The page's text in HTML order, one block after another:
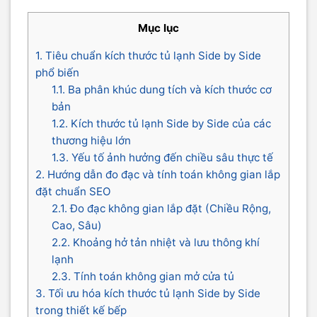
Mục lục
1. Tiêu chuẩn kích thước tủ lạnh Side by Side
phổ biến
1.1. Ba phân khúc dung tích và kích thước cơ
bản
1.2. Kích thước tủ lạnh Side by Side của các
thương hiệu lớn
1.3. Yếu tố ảnh hưởng đến chiều sâu thực tế
2. Hướng dẫn đo đạc và tính toán không gian lắp
đặt chuẩn SEO
2.1. Đo đạc không gian lắp đặt (Chiều Rộng,
Cao, Sâu)
2.2. Khoảng hở tản nhiệt và lưu thông khí
lạnh
2.3. Tính toán không gian mở cửa tủ
3. Tối ưu hóa kích thước tủ lạnh Side by Side
trong thiết kế bếp